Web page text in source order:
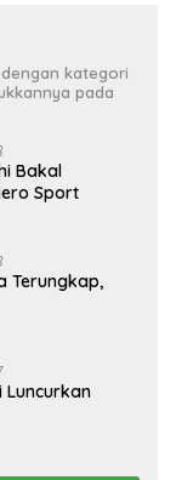
kategori
pada
Bakal
Sport
Terungkap,
Luncurkan